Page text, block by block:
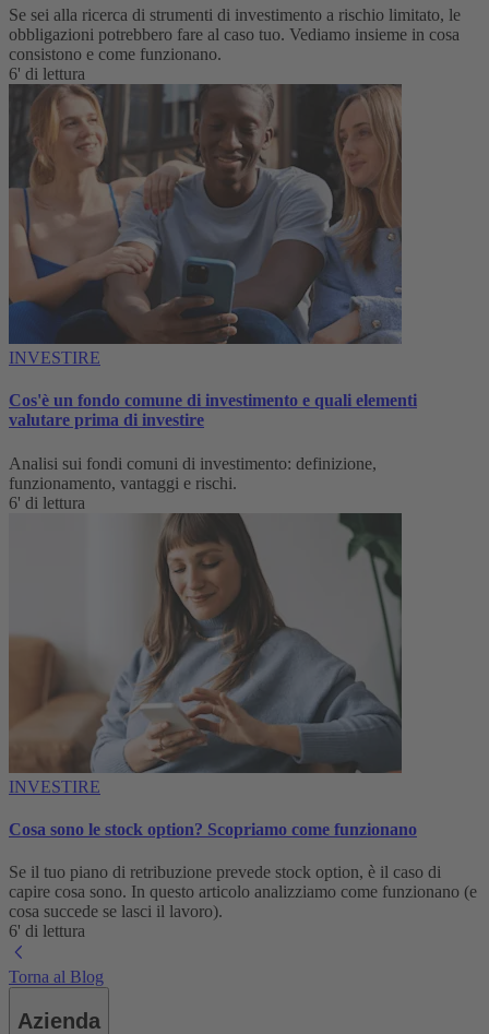
Se sei alla ricerca di strumenti di investimento a rischio limitato, le
obbligazioni potrebbero fare al caso tuo. Vediamo insieme in cosa
consistono e come funzionano.
6' di lettura
INVESTIRE
Cos'è un fondo comune di investimento e quali elementi
valutare prima di investire
Analisi sui fondi comuni di investimento: definizione,
funzionamento, vantaggi e rischi.
6' di lettura
INVESTIRE
Cosa sono le stock option? Scopriamo come funzionano
Se il tuo piano di retribuzione prevede stock option, è il caso di
capire cosa sono. In questo articolo analizziamo come funzionano (e
cosa succede se lasci il lavoro).
6' di lettura
Torna al Blog
Azienda